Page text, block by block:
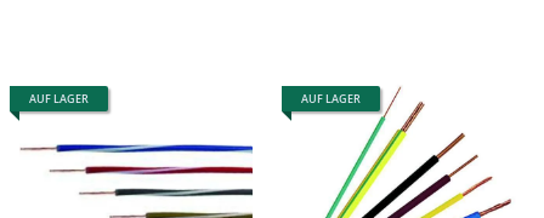
AUF LAGER AUF LAGER